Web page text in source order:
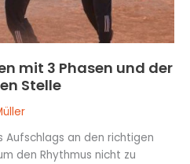
mit 3 Phasen und der
Stelle
Aufschlags an den richtigen
den Rhythmus nicht zu